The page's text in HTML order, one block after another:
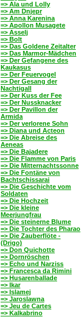
=> Ala und Lolly
=> Am Dnjepr
=> Anna Karenina
=> Apollon Musagete
=> Asselj
=> Bolt
=> Das Goldene Zeitalter
=> Das Marmor-Mädchen
=> Der Gefangene des
Kaukasus
=> Der Feuervogel
=> Der Gesang der
Nachtigall
=> Der Kuss der Fee
=> Der Nussknacker
=> Der Pavillon der
Armida
=> Der verlorene Sohn
=> Diana und Acteon
=> Die Abreise des
Aeneas
=> Die Bajadere
=> Die Flamme von Paris
=> Die Mitternachtssonne
=> Die Fontäne von
Bachtschissarai
=> Die Geschichte vom
Soldaten
=> Die Hochzeit
=> Die kleine
Meerjungfrau
=> Die steinerne Blume
=> Die Tochter des Pharao
=> Die Zauberflöte -
(Drigo)
=> Don Quichotte
=> Dornröschen
=> Echo und Narziss
=> Francesca da Rimini
=> Husarenballade
=> Ikar
=> Islamej
=> Jaroslawna
=> Jeu de Cartes
=> Kalkabrino